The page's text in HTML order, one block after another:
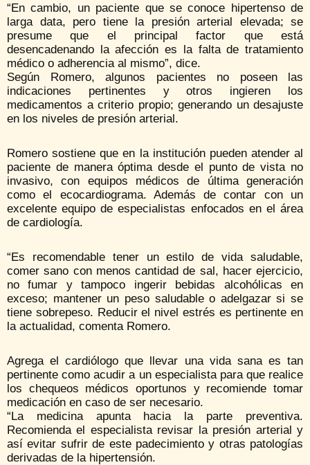
“En cambio, un paciente que se conoce hipertenso de
larga data, pero tiene la presión arterial elevada; se
presume que el principal factor que está
desencadenando la afección es la falta de tratamiento
médico o adherencia al mismo”, dice.
Según Romero, algunos pacientes no poseen las
indicaciones pertinentes y otros ingieren los
medicamentos a criterio propio; generando un desajuste
en los niveles de presión arterial.
Romero sostiene que en la institución pueden atender al
paciente de manera óptima desde el punto de vista no
invasivo, con equipos médicos de última generación
como el ecocardiograma. Además de contar con un
excelente equipo de especialistas enfocados en el área
de cardiología.
“Es recomendable tener un estilo de vida saludable,
comer sano con menos cantidad de sal, hacer ejercicio,
no fumar y tampoco ingerir bebidas alcohólicas en
exceso; mantener un peso saludable o adelgazar si se
tiene sobrepeso. Reducir el nivel estrés es pertinente en
la actualidad, comenta Romero.
Agrega el cardiólogo que llevar una vida sana es tan
pertinente como acudir a un especialista para que realice
los chequeos médicos oportunos y recomiende tomar
medicación en caso de ser necesario.
“La medicina apunta hacia la parte preventiva.
Recomienda el especialista revisar la presión arterial y
así evitar sufrir de este padecimiento y otras patologías
derivadas de la hipertensión.